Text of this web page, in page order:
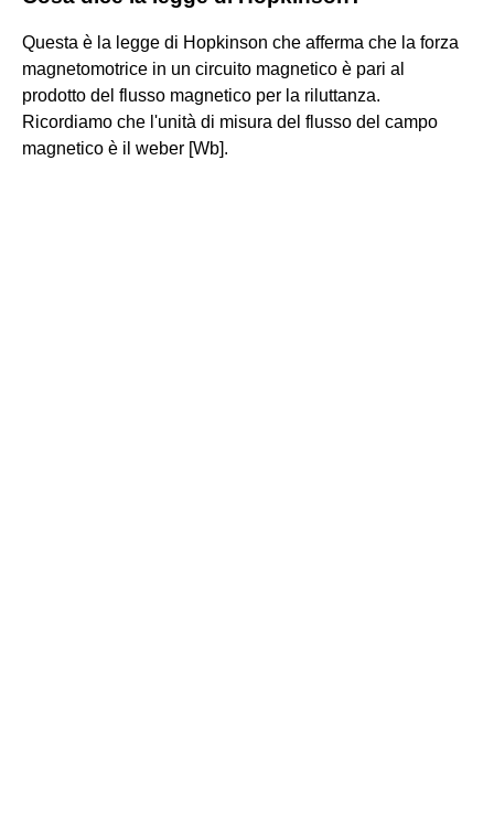
Questa è la legge di Hopkinson che afferma che la forza
magnetomotrice in un circuito magnetico è pari al
prodotto del flusso magnetico per la riluttanza.
Ricordiamo che l'unità di misura del flusso del campo
magnetico è il weber [Wb].